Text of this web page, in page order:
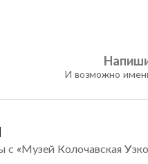
И возможно
«Музей Колочавская